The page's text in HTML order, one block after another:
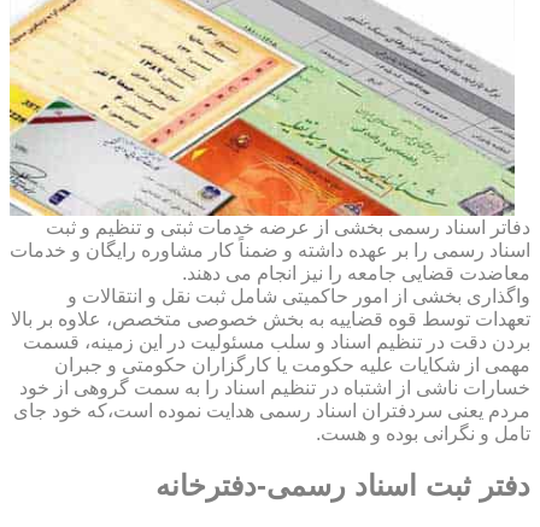
دفاتر اسناد رسمی بخشی از عرضه خدمات ثبتی و تنظیم و ثبت
اسناد رسمی را بر عهده داشته و ضمناً کار مشاوره رایگان و خدمات
معاضدت قضایی جامعه را نیز انجام می دهند.
واگذاری بخشی از امور حاکمیتی شامل ثبت نقل و انتقالات و
تعهدات توسط قوه قضاییه به بخش خصوصی متخصص، علاوه بر بالا
بردن دقت در تنظیم اسناد و سلب مسئولیت در این زمینه، قسمت
مهمی از شکایات علیه حکومت یا کارگزاران حکومتی و جبران
خسارات ناشی از اشتباه در تنظیم اسناد را به سمت گروهی از خود
مردم یعنی سردفتران اسناد رسمی هدایت نموده است،که خود جای
تامل و نگرانی بوده و هست.
دفتر ثبت اسناد رسمی-دفترخانه